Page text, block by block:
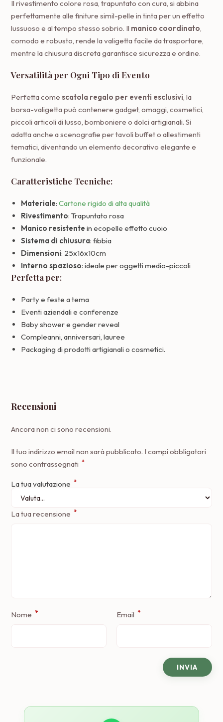
Il rivestimento colore rosa, trapuntato con cura, si abbina
perfettamente alle finiture simil-pelle in tinta per un effetto
lussuoso e al tempo stesso sobrio. Il manico coordinato
comodo e robusto, rende la valigetta facile da trasportare,
mentre la chiusura discreta garantisce sicurezza e ordine.
Versatilità per Ogni Tipo di Evento
Perfetta comescatola regalo per eventi esclusivi , la
borsa-valigetta può contenere gadget, omaggi, cosmetici,
piccoli articoli di lusso, bomboniere o dolci artigianali. Si
adatta anche a scenografie per tavoli buffet o allestimenti
tematici, diventando un elemento decorativo elegante e
funzionale.
Caratteristiche Tecniche:
Materiale:Cartone rigido di alta qualità
Rivestimento: Trapuntato rosa
Manico resistente in ecopelle effetto cuoio
Sistema di chiusura: fibbia
Dimensioni: 25x16x10cm
Interno spazioso: ideale per oggetti medio-piccoli
Perfetta per:
Party e feste a tema
Eventi aziendali e conferenze
Baby shower e gender reveal
Compleanni, anniversari, lauree
Packaging di prodotti artigianali o cosmetici.
Recensioni
Ancora non ci sono recensioni.
Il tuo indirizzo email non sarà pubblicato. I campi obbligatori
sono contrassegnati *
La tua valutazione *
La tua recensione *
Nome * Email *